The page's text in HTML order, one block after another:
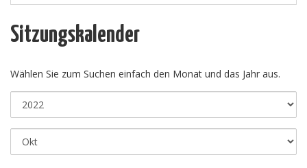
Sitzungskalender
Wählen Sie zum Suchen einfach den Monat und das Jahr aus.